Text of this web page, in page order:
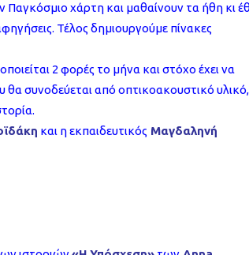
χάρτη και μαθαίνουν τα ήθη κι
Τέλος δημιουργούμε πίνακες
2 φορές το μήνα και στόχο έχει να
συνοδεύεται από οπτικοακουστικό υλικό,
και η εκπαιδευτικός Μαγδαληνή